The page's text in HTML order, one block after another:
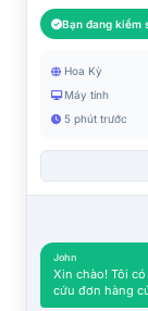
Bạn đang kiểm
Hoa Kỳ
Máy tính
5 phút trước
John
Xin chào! Tôi
cứu đơn hàng